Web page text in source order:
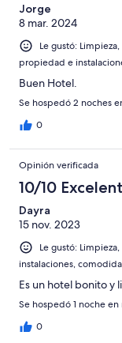
Jorge
8 mar. 2024
Le gustó:
propiedad e
Buen Hotel.
Se hospedó 2 noches
0
Opinión verificada
10/10
Dayra
15 nov. 2023
Le gustó:
instalaciones,
Es un hotel bonito y
Se hospedó 1 noche
0